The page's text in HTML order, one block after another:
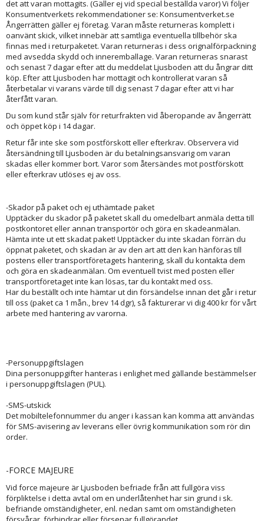
det att varan mottagits. (Gäller ej vid special beställda varor) Vi följer
Konsumentverkets rekommendationer se: Konsumentverket.se
Ångerrätten gäller ej företag. Varan måste returneras komplett i
oanvänt skick, vilket innebär att samtliga eventuella tillbehör ska
finnas med i returpaketet. Varan returneras i dess orignalförpackning
med avsedda skydd och inneremballage. Varan returneras snarast
och senast 7 dagar efter att du meddelat Ljusboden att du ångrar ditt
köp. Efter att Ljusboden har mottagit och kontrollerat varan så
återbetalar vi varans värde till dig senast 7 dagar efter att vi har
återfått varan.
Du som kund står själv för returfrakten vid åberopande av ångerrätt
och öppet köp i 14 dagar.
Retur får inte ske som postförskott eller efterkrav. Observera vid
återsändning till Ljusboden är du betalningsansvarig om varan
skadas eller kommer bort. Varor som återsändes mot postförskott
eller efterkrav utlöses ej av oss.
-Skador på paket och ej uthämtade paket
Upptäcker du skador på paketet skall du omedelbart anmäla detta till
postkontoret eller annan transportör och göra en skadeanmälan.
Hämta inte ut ett skadat paket! Upptäcker du inte skadan förrän du
öppnat paketet, och skadan är av den art att den kan hänföras till
postens eller transportföretagets hantering, skall du kontakta dem
och göra en skadeanmälan. Om eventuell tvist med posten eller
transportföretaget inte kan lösas, tar du kontakt med oss.
Har du beställt och inte hämtar ut din försändelse innan det går i retur
till oss (paket ca 1 mån., brev 14 dgr), så fakturerar vi dig 400 kr för vårt
arbete med hantering av varorna.
-Personuppgiftslagen
Dina personuppgifter hanteras i enlighet med gällande bestämmelser
i personuppgiftslagen (PUL).
-SMS-utskick
Det mobiltelefonnummer du anger i kassan kan komma att användas
för SMS-avisering av leverans eller övrig kommunikation som rör din
order.
-FORCE MAJEURE
Vid force majeure är Ljusboden befriade från att fullgöra viss
förpliktelse i detta avtal om en underlåtenhet har sin grund i sk.
befriande omständigheter, enl. nedan samt om omständigheten